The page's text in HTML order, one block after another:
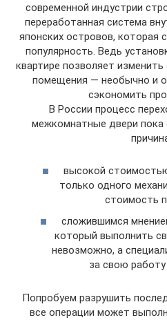
современной индустрии
переработанная система
японских островов, которая
популярность. Ведь
квартире позволяет
помещения — необычно и
сэкономить
В России процесс
межкомнатные двери пока
высокой
только одного
стоимость
сложившимся
который выполнить
невозможно, а
за свою
Попробуем разрушить
все операции может